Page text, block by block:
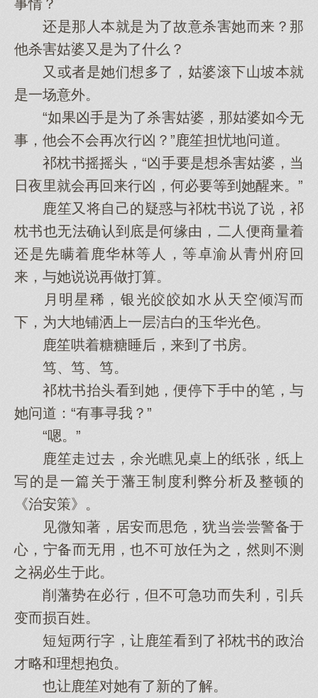
事情？
还是那人本就是为了故意杀害她而来？那
他杀害姑婆又是为了什么？
又或者是她们想多了，姑婆滚下山坡本就
是一场意外。
“如果凶手是为了杀害姑婆，那姑婆如今无
事，他会不会再次行凶？”鹿笙担忧地问道。
祁枕书摇摇头，“凶手要是想杀害姑婆，当
日夜里就会再回来行凶，何必要等到她醒来。”
鹿笙又将自己的疑惑与祁枕书说了说，祁
枕书也无法确认到底是何缘由，二人便商量着
还是先瞒着鹿华林等人，等卓渝从青州府回
来，与她说说再做打算。
月明星稀，银光皎皎如水从天空倾泻而
下，为大地铺洒上一层洁白的玉华光色。
鹿笙哄着糖糖睡后，来到了书房。
笃、笃、笃。
祁枕书抬头看到她，便停下手中的笔，与
她问道：“有事寻我？”
“嗯。”
鹿笙走过去，余光瞧见桌上的纸张，纸上
写的是一篇关于藩王制度利弊分析及整顿的
《治安策》。
见微知著，居安而思危，犹当尝尝警备于
心，宁备而无用，也不可放任为之，然则不测
之祸必生于此。
削藩势在必行，但不可急功而失利，引兵
变而损百姓。
短短两行字，让鹿笙看到了祁枕书的政治
才略和理想抱负。
也让鹿笙对她有了新的了解。